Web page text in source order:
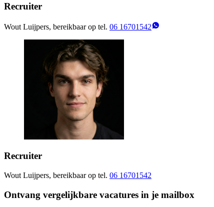
Recruiter
Wout Luijpers, bereikbaar op tel. 06 16701542
Recruiter
Wout Luijpers, bereikbaar op tel. 06 16701542
Ontvang vergelijkbare vacatures in je mailbox